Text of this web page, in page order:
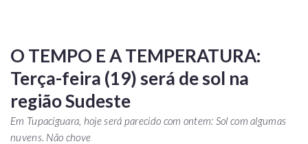
O TEMPO E A TEMPERATURA:
Terça-feira (19) será de sol na
região Sudeste
Em Tupaciguara, hoje será parecido com ontem: Sol com algumas
nuvens. Não chove